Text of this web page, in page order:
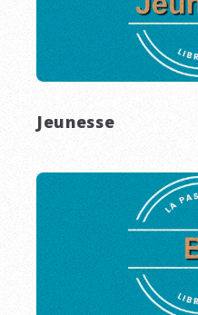
Jeunesse